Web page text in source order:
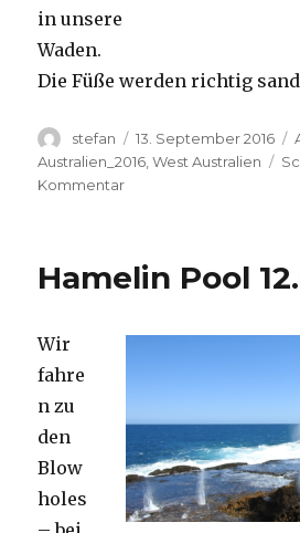
in unsere
Waden.
Die Füße werden richtig
Autor
stefan
Veröffentlicht
am
13. September 2016
Australien_2016 ,West Australien
Kommentarzu
Hamelin Pool
Wir
fahre
n zu
den
Blow
holes